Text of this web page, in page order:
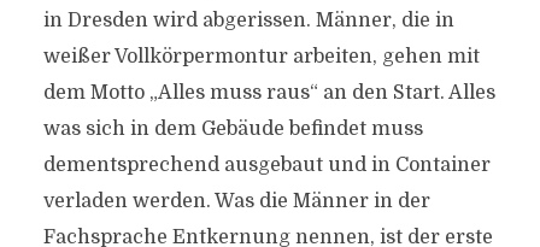
in Dresden wird abgerissen. Männer, die in
weißer Vollkörpermontur arbeiten, gehen mit
dem Motto „Alles muss raus“ an den Start. Alles
was sich in dem Gebäude befindet muss
dementsprechend ausgebaut und in Container
verladen werden. Was die Männer in der
Fachsprache Entkernung nennen, ist der erste